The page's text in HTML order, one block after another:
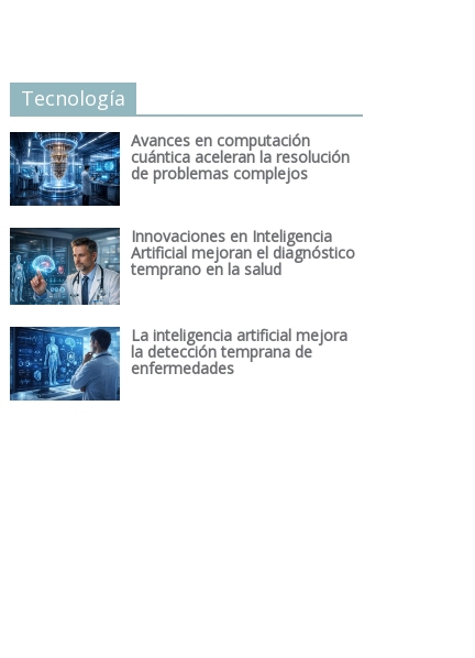
Tecnología
Avances en computación
cuántica aceleran la resolución
de problemas complejos
Innovaciones en Inteligencia
Artificial mejoran el diagnóstico
temprano en la salud
La inteligencia artificial mejora
la detección temprana de
enfermedades